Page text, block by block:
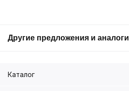
Другие предложения и аналоги
Каталог